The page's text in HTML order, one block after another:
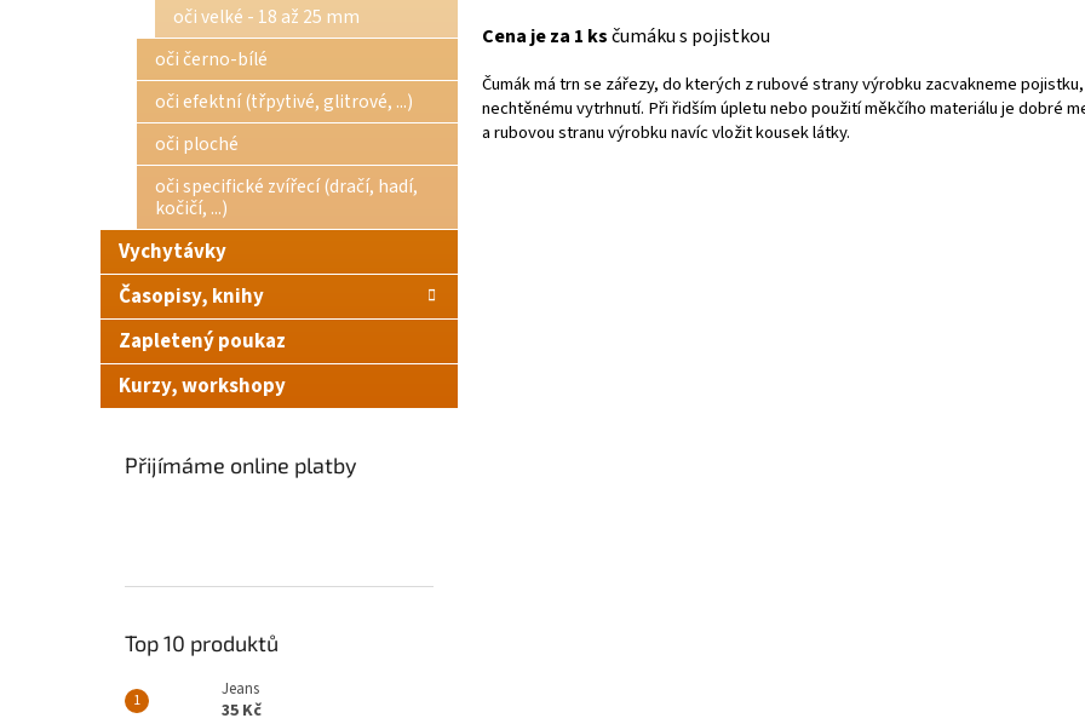
oči velké - 18 až 25 mm
oči černo-bílé
oči efektní (třpytivé, glitrové, ...)
oči ploché
oči specifické zvířecí (dračí, hadí,
kočičí, ...)
Vychytávky
Časopisy, knihy
Zapletený poukaz
Kurzy, workshopy
Přijímáme online platby
Top 10 produktů
Jeans
35 Kč
Cena je za 1 ksčumáku s pojistkou
Čumák má trn se zářezy, do kterých z rubové strany výrobku zacvakneme
nechtěnému vytrhnutí. Při řidším úpletu nebo použití měkčího materiálu je dobré
a rubovou stranu výrobku navíc vložit kousek látky.